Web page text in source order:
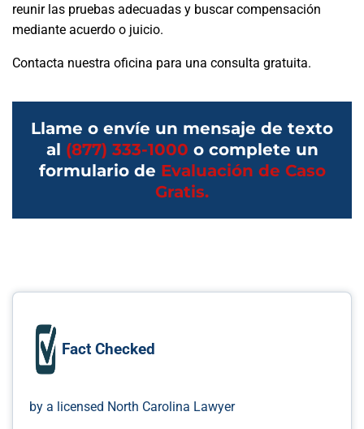
reunir las pruebas adecuadas y buscar compensación
mediante acuerdo o juicio.
Contacta nuestra oficina para una consulta gratuita.
Llame o envíe un mensaje de texto
al (877) 333-1000 o complete un
formulario de Evaluación de Caso
Gratis.
Fact Checked
by a licensed North Carolina Lawyer